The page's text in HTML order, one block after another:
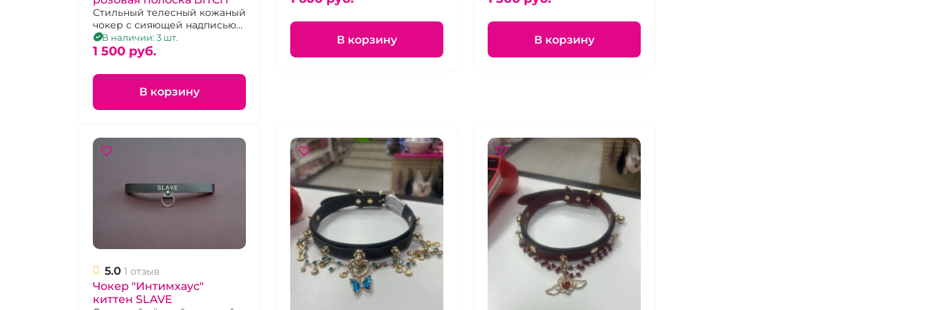
Стильный телесный кожаный
чокер с сияющей надписью
BITCH, регулируется 9
положениями язычка пряжки
В наличии: 3 шт.
1 500 pуб.
В корзину
пряжкой
В корзину В корзину
5.0 1 отзыв
Чокер "Интимхаус"
киттен SLAVE